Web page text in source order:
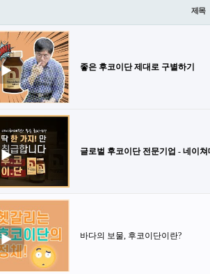
제목
좋은 후코이단 제대로 구별하기
글로벌 후코이단 전문기업 - 네이
바다의 보물, 후코이단이란?